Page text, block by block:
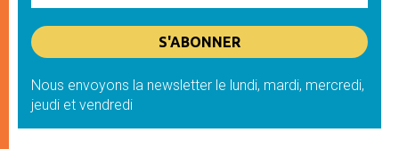
Nous envoyons la newsletter le lundi, mardi, mercredi,
jeudi et vendredi